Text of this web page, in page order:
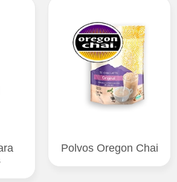
Polvos Oregon Chai